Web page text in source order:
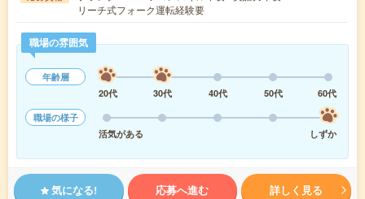
リーチ式フォーク運転経験要
職場の雰囲気
年齢層
20代
30代 40代 50代
60代
職場の様子
活気がある
しずか
気になる! 応募へ進む 詳しく見る